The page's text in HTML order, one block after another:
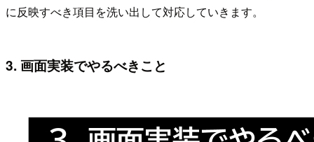
に反映すべき項目を洗い出して対応していきます。
3. 画面実装でやるべきこと